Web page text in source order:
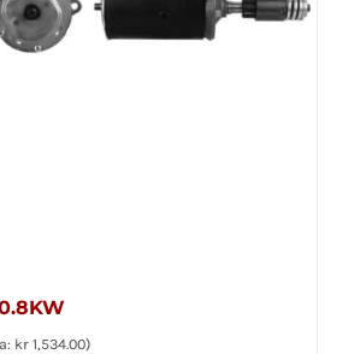
kr 1,534.00)